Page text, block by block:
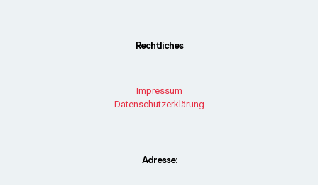
Rechtliches
Impressum
Datenschutzerklärung
Adresse: